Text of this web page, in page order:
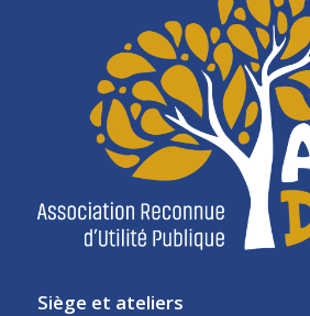
Siège et ateliers